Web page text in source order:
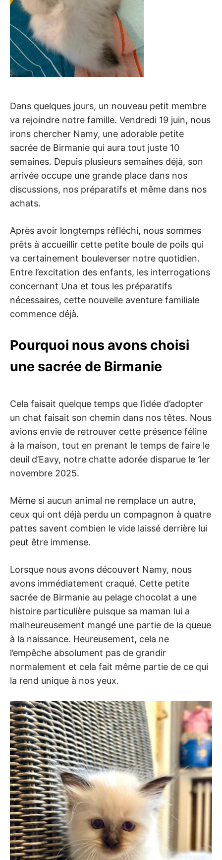
Dans quelques jours, un nouveau petit membre
va rejoindre notre famille. Vendredi 19 juin, nous
irons chercher Namy, une adorable petite
sacrée de Birmanie qui aura tout juste 10
semaines. Depuis plusieurs semaines déjà, son
arrivée occupe une grande place dans nos
discussions, nos préparatifs et même dans nos
achats.
Après avoir longtemps réfléchi, nous sommes
prêts à accueillir cette petite boule de poils qui
va certainement bouleverser notre quotidien.
Entre l’excitation des enfants, les interrogations
concernant Una et tous les préparatifs
nécessaires, cette nouvelle aventure familiale
commence déjà.
Pourquoi nous avons choisi
une sacrée de Birmanie
Cela faisait quelque temps que l’idée d’adopter
un chat faisait son chemin dans nos têtes. Nous
avions envie de retrouver cette présence féline
à la maison, tout en prenant le temps de faire le
deuil d’Eavy, notre chatte adorée disparue le 1er
novembre 2025.
Même si aucun animal ne remplace un autre,
ceux qui ont déjà perdu un compagnon à quatre
pattes savent combien le vide laissé derrière lui
peut être immense.
Lorsque nous avons découvert Namy, nous
avons immédiatement craqué. Cette petite
sacrée de Birmanie au pelage chocolat a une
histoire particulière puisque sa maman lui a
malheureusement mangé une partie de la queue
à la naissance. Heureusement, cela ne
l’empêche absolument pas de grandir
normalement et cela fait même partie de ce qui
la rend unique à nos yeux.